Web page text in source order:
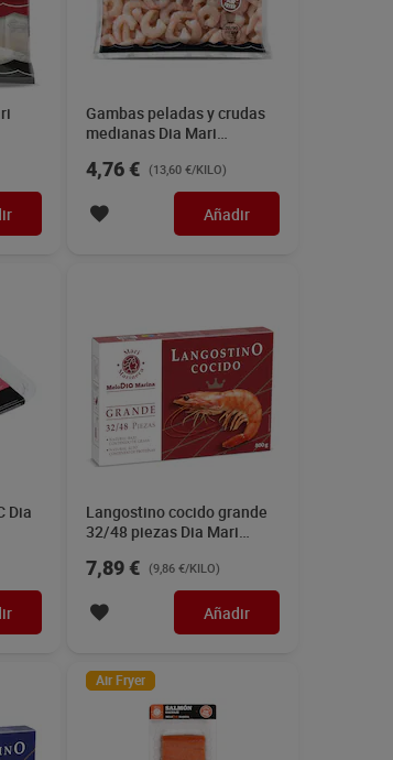
Gambas peladas y crudas
medianas Dia Mari
4,76 € (13,60 €/KILO)
Añadir
Dia
Langostino cocido grande
32/48 piezas Dia Mari
7,89 € (9,86 €/KILO)
Añadir
Air Fryer